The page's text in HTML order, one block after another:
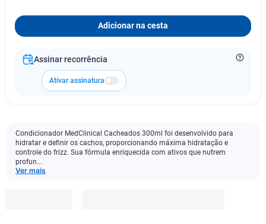
Adicionar na cesta
Assinar recorrência
Ativar assinatura
Condicionador MedClinical Cacheados 300ml foi desenvolvido para
hidratar e definir os cachos, proporcionando máxima hidratação e
controle do frizz. Sua fórmula enriquecida com ativos que nutrem
profun...
Ver mais